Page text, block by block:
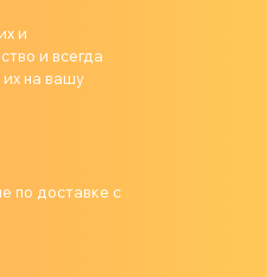
и
и всегда
на вашу
по доставке с